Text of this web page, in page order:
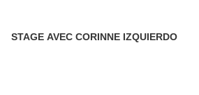
STAGE AVEC CORINNE IZQUIERDO